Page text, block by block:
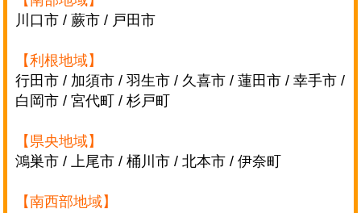
川口市 / 蕨市 / 戸田市
【利根地域】
行田市 / 加須市 / 羽生市 / 久喜市 / 蓮田市 / 幸手市 /
白岡市 / 宮代町 / 杉戸町
【県央地域】
鴻巣市 / 上尾市 / 桶川市 / 北本市 / 伊奈町
【南西部地域】